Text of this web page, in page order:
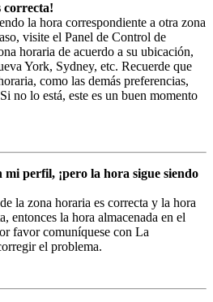
correcta!
la hora correspondiente a otra zona
visite el Panel de Control de
horaria de acuerdo a su ubicación,
York, Sydney, etc. Recuerde que
como las demás preferencias,
no lo está, este es un buen momento
perfil, ¡pero la hora sigue siendo
la zona horaria es correcta y la hora
entonces la hora almacenada en el
favor comuníquese con La
el problema.